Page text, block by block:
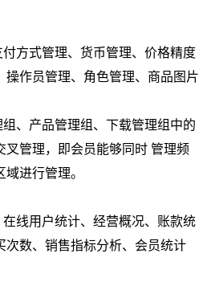
方式管理、货币管理、价格精度
作员管理、角色管理、商品图片
、产品管理组、下载管理组中的
管理，即会员能够同时 管理频
进行管理。
线用户统计、经营概况、账款统
次数、销售指标分析、会员统计